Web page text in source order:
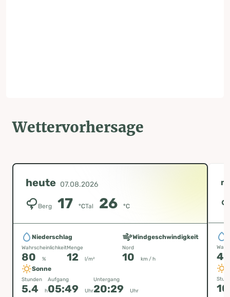
Wettervorhersage
heute 07.08.2026
Berg 17 °CTal 26 °C
Niederschlag
Wahrscheinlichkeit
80 %
Menge
12 l/m²
Windgeschwindigkeit
Nord
10 km / h
Sonne
Stunden
5.4 h
Aufgang
05:49 Uhr
Untergang
20:29 Uhr